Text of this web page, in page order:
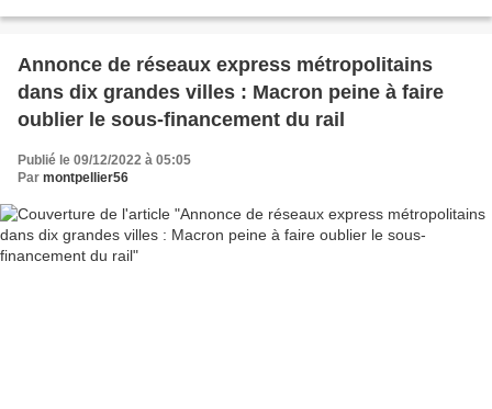
Annonce de réseaux express métropolitains
dans dix grandes villes : Macron peine à faire
oublier le sous-financement du rail
Publié le 09/12/2022 à 05:05
Par montpellier56